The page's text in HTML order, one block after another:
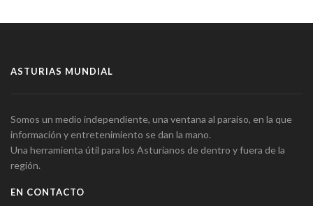
ASTURIAS MUNDIAL
Somos un medio independiente, una ventana al paraíso, en la que
información y entretenimiento se dan la mano.
Una herramienta útil para los Asturianos de dentro y fuera de la
región.
EN CONTACTO